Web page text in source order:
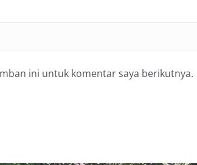
ini untuk komentar saya berikutnya.